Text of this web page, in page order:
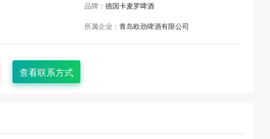
品牌： 德国卡麦罗啤酒
所属企业： 青岛欧劲啤酒有限公司
查看联系方式